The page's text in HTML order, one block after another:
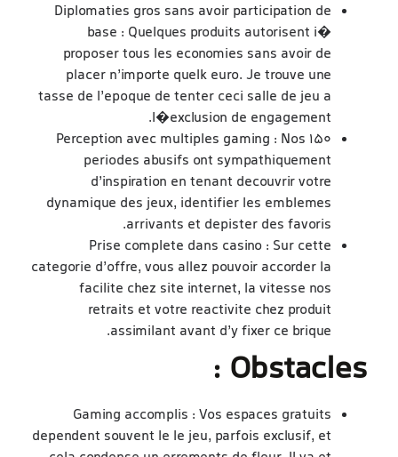
Diplomaties gros sans avoir participation de
base : Quelques produits autorisent i�
proposer tous les economies sans avoir de
placer n’importe quelk euro. Je trouve une
tasse de l’epoque de tenter ceci salle de jeu a
l�exclusion de engagement.
Perception avec multiples gaming : Nos 150
periodes abusifs ont sympathiquement
d’inspiration en tenant decouvrir votre
dynamique des jeux, identifier les emblemes
arrivants et depister des favoris.
Prise complete dans casino : Sur cette
categorie d’offre, vous allez pouvoir accorder la
facilite chez site internet, la vitesse nos
retraits et votre reactivite chez produit
assimilant avant d’y fixer ce brique.
Obstacles :
Gaming accomplis : Vos espaces gratuits
dependent souvent le le jeu, parfois exclusif, et